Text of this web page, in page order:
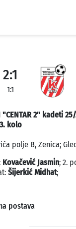
2:1
1:1
2" kadeti
kolo
polje B, Zenica;
Kovačević Jasmin; 2.
Šijerkić Midhat;
postava